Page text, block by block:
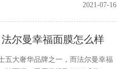
2021-07-16
尔曼幸福面膜怎么样
五大奢华品牌之一，而法尔曼幸福